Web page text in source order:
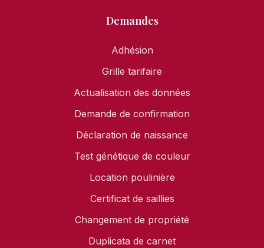
Demandes
Adhésion
Grille tarifaire
Actualisation des données
Demande de confirmation
Déclaration de naissance
Test génétique de couleur
Location poulinière
Certificat de saillies
Changement de propriété
Duplicata de carnet